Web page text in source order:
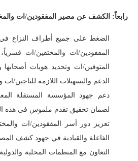
رابعاً: الكشف عن مصير المفقودين/ات
الضغط على جميع أطراف النزاع
المفقودين/ات والمختفين/ات
المتوفين/ات وتحديد هويات أصحابها
الدعم والتسهيلات اللازمة للناجين/ات
دعم جهود المؤسسة المستقلة
لضمان تحقيق تقدم ملموس في هذه
تعزيز دور أسر المفقودين/ات
الفاعلة والقيادية في جهود كشف
التعاون مع المنظمات المحلية